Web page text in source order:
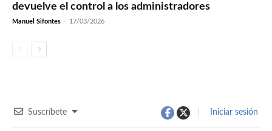
devuelve el control a los administradores
Manuel Sifontes - 17/03/2026
Suscríbete Iniciar sesión